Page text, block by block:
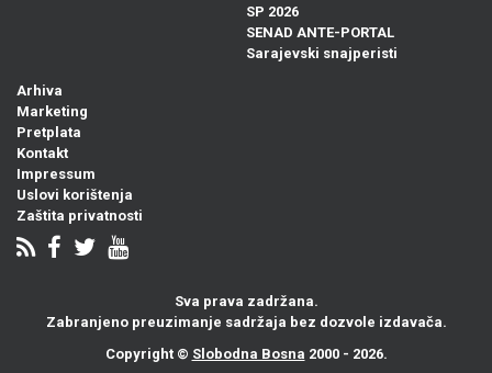
SP 2026
SENAD ANTE-PORTAL
Sarajevski snajperisti
Arhiva
Marketing
Pretplata
Kontakt
Impressum
Uslovi korištenja
Zaštita privatnosti
Sva prava zadržana.
Zabranjeno preuzimanje sadržaja bez dozvole izdavača.
Copyright © Slobodna Bosna 2000 - 2026.